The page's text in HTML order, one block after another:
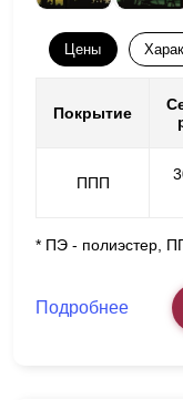
Цены
Покрытие
ППП
* ПЭ - полиэстер,
Подробнее